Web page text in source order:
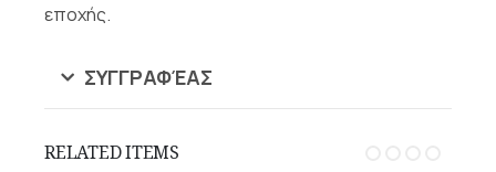
εποχής.
ΣΥΓΓΡΑΦΈΑΣ
RELATED ITEMS